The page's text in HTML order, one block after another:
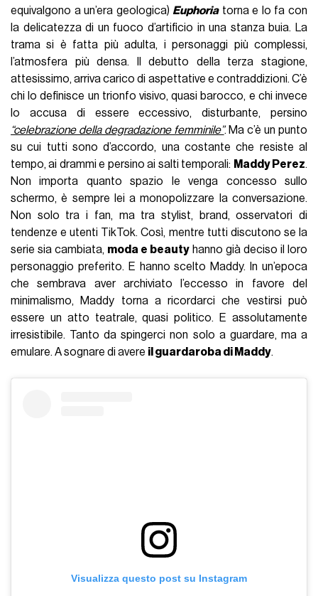
equivalgono a un’era geologica) Euphoria torna e lo fa con
la delicatezza di un fuoco d’artificio in una stanza buia. La
trama si è fatta più adulta, i personaggi più complessi,
l’atmosfera più densa. Il debutto della terza stagione,
attesissimo, arriva carico di aspettative e contraddizioni. C’è
chi lo definisce un trionfo visivo, quasi barocco, e chi invece
lo accusa di essere eccessivo, disturbante, persino
“celebrazione della degradazione femminile”. Ma c’è un punto
su cui tutti sono d’accordo, una costante che resiste al
tempo, ai drammi e persino ai salti temporali: Maddy Perez.
Non importa quanto spazio le venga concesso sullo
schermo, è sempre lei a monopolizzare la conversazione.
Non solo tra i fan, ma tra stylist, brand, osservatori di
tendenze e utenti TikTok. Così, mentre tutti discutono se la
serie sia cambiata, moda e beauty hanno già deciso il loro
personaggio preferito. E hanno scelto Maddy. In un’epoca
che sembrava aver archiviato l’eccesso in favore del
minimalismo, Maddy torna a ricordarci che vestirsi può
essere un atto teatrale, quasi politico. E assolutamente
irresistibile. Tanto da spingerci non solo a guardare, ma a
emulare. A sognare di avere il guardaroba di Maddy.
Visualizza questo post su Instagram